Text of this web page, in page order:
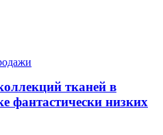
тканей в
фантастически низких